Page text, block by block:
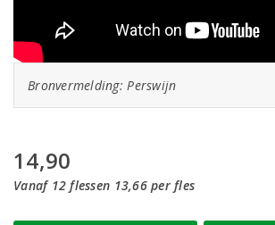
Bronvermelding: Perswijn
14,90
Vanaf 12 flessen 13,66 per fles